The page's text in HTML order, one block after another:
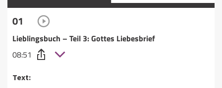
01
Lieblingsbuch – Teil 3: Gottes Liebesbrief
08:51
Text: